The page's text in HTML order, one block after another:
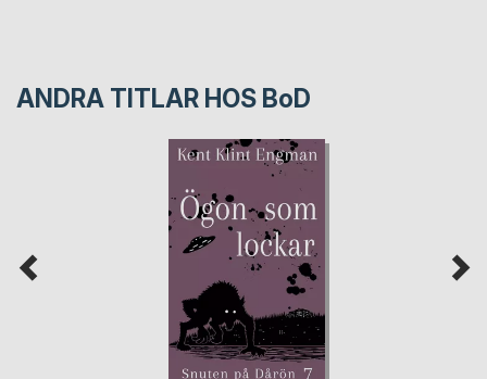
ANDRA TITLAR HOS BoD